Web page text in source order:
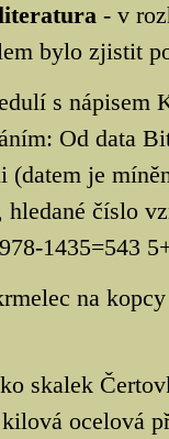
- v
bylo zjistit
s
Od data
(datem je
číslo
1435=543
na
skalek
ocelová